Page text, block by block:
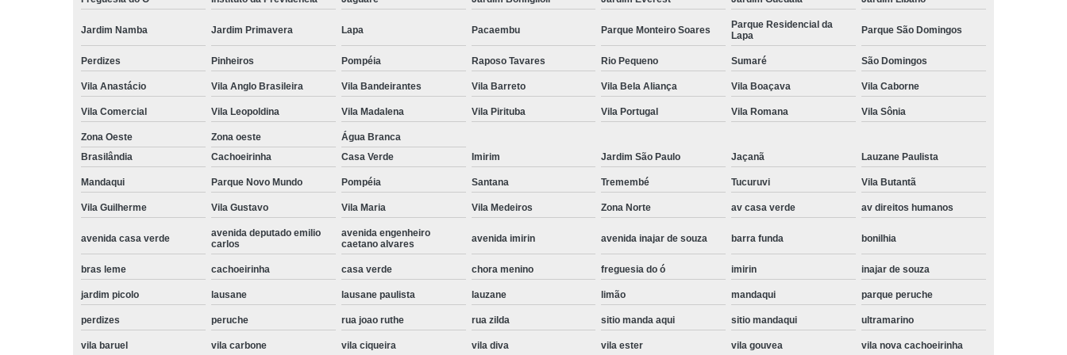
Instalação de Maquina de Lavar Samsung
Instalação Eletrica Maquina de Lavar Roupa
Instalação Maquina de Lavar Roupa
Instalação Maquina de Lavar Samsung
Instalação Maquina Lavar e Seca
Instalação para Maquina de Lavar Roupa
Instalar Maquina de Lavar Samsung
Instalar Maquina Lavar Roupa
Maquina de Lavar Roupa Instalação
Samsung Instalação Maquina de Lavar
Instalação de Lava e Seca
Instalação de Lava e Seca Samsung
Instalação de Maquina Lava e Seca
Instalação Lava e Seca
Instalação Lava e Seca Samsung
Instalação Lava Seca
Instalação Maquina Lava e Seca
Instalação Maquina Lava e Seca Samsung
Instalação Samsung Lava e Seca
Lava e Seca Samsung Instalação
Samsung Instalação Lava e Seca
Manutenção de Fogão
Manutenção de Fogão a Gas
Manutenção de Fogão Cooktop
Manutenção de Fogão Electrolux
Manutenção em Fogão
Jardim Namba Jardim Primavera Lapa Pacaembu Parque Monteiro Soares
Parque Residencial da
Lapa
Parque São Domingos
Perdizes Pinheiros Pompéia Raposo Tavares Rio Pequeno Sumaré São Domingos
Vila Anastácio Vila Anglo Brasileira Vila Bandeirantes Vila Barreto Vila Bela Aliança Vila Boaçava Vila Caborne
Vila Comercial Vila Leopoldina Vila Madalena Vila Pirituba Vila Portugal Vila Romana Vila Sônia
Zona Oeste Zona oeste
Água Branca
Brasilândia
Cachoeirinha Casa Verde Imirim Jardim São Paulo Jaçanã Lauzane Paulista
Mandaqui Parque Novo Mundo Pompéia Santana Tremembé Tucuruvi Vila Butantã
Vila Guilherme Vila Gustavo Vila Maria Vila Medeiros Zona Norte av casa verde av direitos humanos
avenida casa verde
avenida deputado emilio
carlos
avenida engenheiro
caetano alvares
avenida imirin avenida inajar de souza barra funda bonilhia
bras leme cachoeirinha casa verde chora menino freguesia do ó imirin inajar de souza
jardim picolo lausane lausane paulista lauzane limão mandaqui parque peruche
perdizes peruche rua joao ruthe rua zilda sitio manda aqui sitio mandaqui ultramarino
vila baruel vila carbone vila ciqueira vila diva vila ester vila gouvea vila nova cachoeirinha